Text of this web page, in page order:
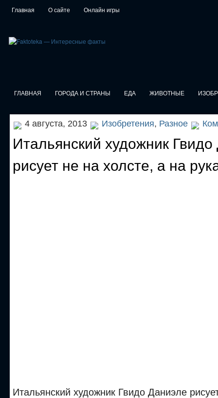
Главная О сайте Онлайн игры
ГЛАВНАЯ ГОРОДА И СТРАНЫ ЕДА ЖИВОТНЫЕ
4 августа, 2013 Изобретения, Разное
Итальянский художник
рисует не на холсте, а на
Итальянский художник Гвидо Даниэле